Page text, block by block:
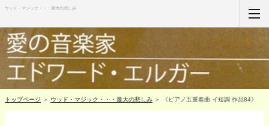
ウッド・マジック・・・最大の悲しみ
ホーム
RSS購読
サイトマップ
トップページ ＞ ウッド・マジック・・・最大の悲しみ ＞ 《ピアノ五重奏曲 イ短調 作品84》